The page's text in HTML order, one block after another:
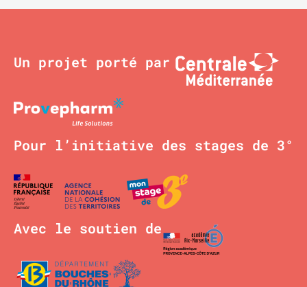
Un projet porté par
Pour l’initiative des stages de 3°
Avec le soutien de